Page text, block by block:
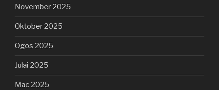
November 2025
Oktober 2025
Ogos 2025
Julai 2025
Mac 2025